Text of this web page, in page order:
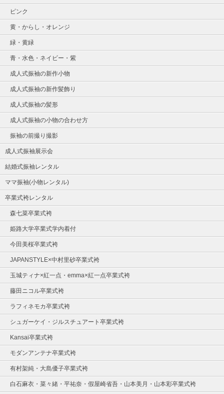
ピンク
黄・からし・オレンジ
緑・黄緑
青・水色・ネイビー・紫
成人式振袖の新作小物
成人式振袖の新作髪飾り
成人式振袖の髪形
成人式振袖の小物の合わせ方
振袖の前撮り撮影
成人式振袖展示会
結婚式振袖レンタル
ママ振袖(小物レンタル)
卒業式袴レンタル
森七菜卒業式袴
姫路大学卒業式学内着付
今田美桜卒業式袴
JAPANSTYLE×中村里砂卒業式袴
玉城ティナ×紅一点・emma×紅一点卒業式袴
藤田ニコル卒業式袴
ラフィネモカ卒業式袴
シュガーケイ・ジルスチュアート卒業式袴
Kansai卒業式袴
モダンアンテナ卒業式袴
有村架純・大島優子卒業式袴
白石麻衣・菜々緒・平祐奈・假屋崎省吾・山本美月・山本彩卒業式袴